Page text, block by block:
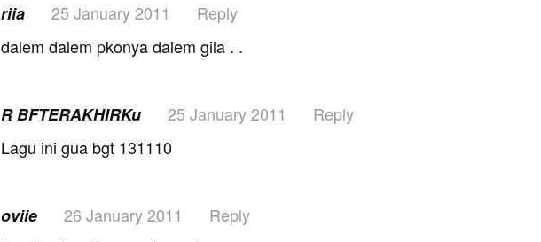
riia 25 January 2011
Reply
dalem dalem pkonya dalem gila . .
R BFTERAKHIRKu 25 January 2011
Reply
Lagu ini gua bgt 131110
oviie 26 January 2011
Reply